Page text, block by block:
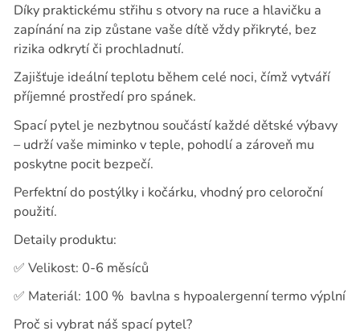
Díky praktickému střihu s otvory na ruce a hlavičku a
zapínání na zip zůstane vaše dítě vždy přikryté, bez
rizika odkrytí či prochladnutí.
Zajišťuje ideální teplotu během celé noci, čímž vytváří
příjemné prostředí pro spánek.
Spací pytel je nezbytnou součástí každé dětské výbavy
– udrží vaše miminko v teple, pohodlí a zároveň mu
poskytne pocit bezpečí.
Perfektní do postýlky i kočárku, vhodný pro celoroční
použití.
Detaily produktu:
✅ Velikost: 0-6 měsíců
✅ Materiál: 100 % bavlna s hypoalergenní termo výplní
Proč si vybrat náš spací pytel?